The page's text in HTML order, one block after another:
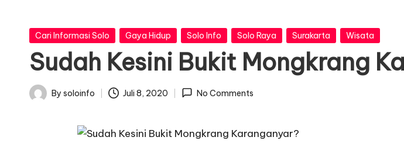
I
n
f
Posted
Cari Informasi Solo Gaya Hidup Solo Info Solo Raya Surakarta Wisata
Sudah Kesini Bukit Mongkrang
Posted
By soloinfo Juli 8, 2020 No Comments